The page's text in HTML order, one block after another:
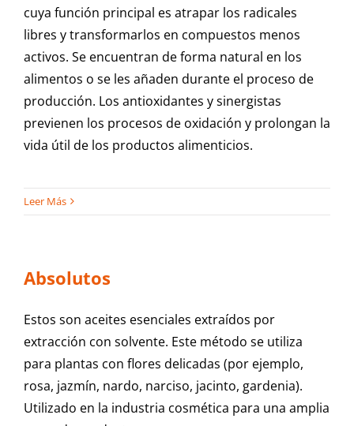
cuya función principal es atrapar los radicales
libres y transformarlos en compuestos menos
activos. Se encuentran de forma natural en los
alimentos o se les añaden durante el proceso de
producción. Los antioxidantes y sinergistas
previenen los procesos de oxidación y prolongan la
vida útil de los productos alimenticios.
Leer Más
Absolutos
Estos son aceites esenciales extraídos por
extracción con solvente. Este método se utiliza
para plantas con flores delicadas (por ejemplo,
rosa, jazmín, nardo, narciso, jacinto, gardenia).
Utilizado en la industria cosmética para una amplia